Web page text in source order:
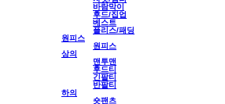
바람막이
후드/집업
베스트
플리스/패딩
원피스
원피스
상의
맨투맨
후드티
긴팔티
반팔티
하의
숏팬츠